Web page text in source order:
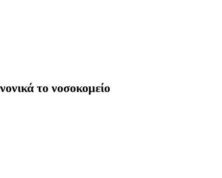
το νοσοκομείο